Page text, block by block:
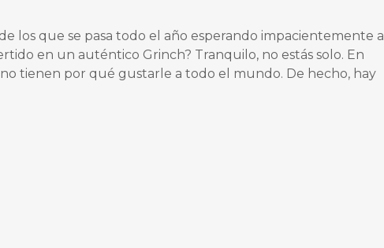
los que se pasa todo el año esperando impacientemente a
en un auténtico Grinch? Tranquilo, no estás solo. En
no tienen por qué gustarle a todo el mundo. De hecho, hay